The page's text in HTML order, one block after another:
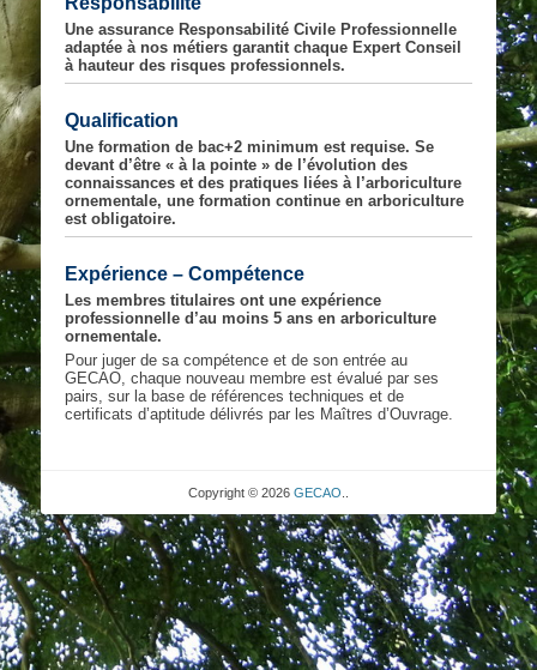
Une assurance Responsabilité Civile Professionnelle
adaptée à nos métiers garantit chaque Expert Conseil
à hauteur des risques professionnels.
Qualification
Une formation de bac+2 minimum est requise. Se
devant d’être « à la pointe » de l’évolution des
connaissances et des pratiques liées à l’arboriculture
ornementale, une formation continue en arboriculture
est obligatoire.
Expérience – Compétence
Les membres titulaires ont une expérience
professionnelle d’au moins 5 ans en arboriculture
ornementale.
Pour juger de sa compétence et de son entrée au
GECAO, chaque nouveau membre est évalué par ses
pairs, sur la base de références techniques et de
certificats d’aptitude délivrés par les Maîtres d’Ouvrage.
Copyright © 2026 GECAO